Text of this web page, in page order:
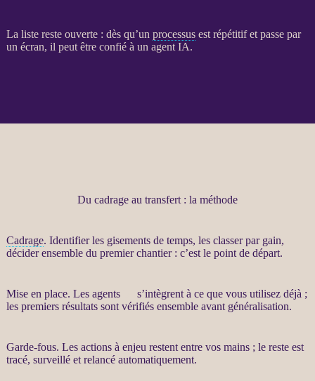
La liste reste ouverte : dès qu’un processusest répétitif et passe par
un écran, il peut être confié à un agent IA.
Du cadrage au transfert : la méthode
Cadrage. Identifier les gisements de temps, les classer par gain,
décider ensemble du premier chantier : c’est le point de départ.
Mise en place. Les agents
s’intègrent à ce que vous utilisez déjà ;
les premiers résultats sont vérifiés ensemble avant généralisation.
Garde-fous. Les actions à enjeu restent entre vos mains ; le reste est
tracé, surveillé et relancé automatiquement.